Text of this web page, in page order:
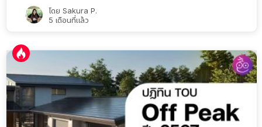
โดย Sakura P.
5 เดือนที่แล้ว